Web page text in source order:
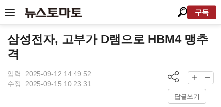
구독
삼성전자, 고부가 D램으로 HBM4 맹추
격
입력: 2025-09-12 14:49:52
수정: 2025-09-15 10:23:31
답글쓰기